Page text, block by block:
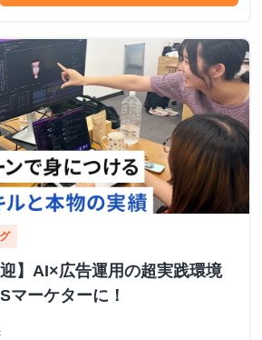
迎】AI×広告運用の超実践環境
マーケターに！